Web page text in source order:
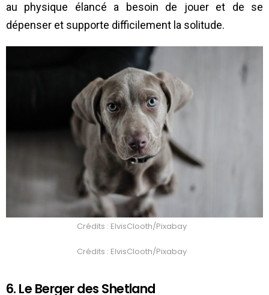
au physique élancé a besoin de jouer et de se
dépenser et supporte difficilement la solitude.
Crédits : ElvisClooth/Pixabay
Crédits : ElvisClooth/Pixabay
6. Le Berger des Shetland